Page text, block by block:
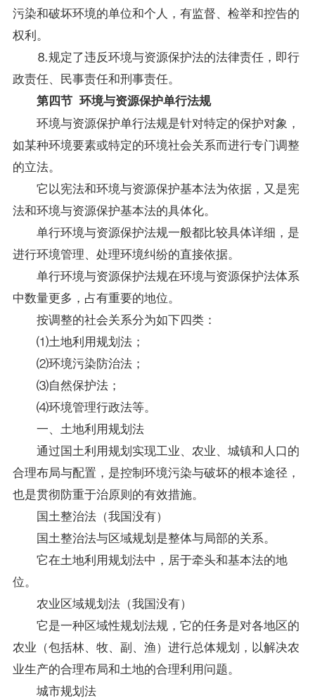
污染和破坏环境的单位和个人，有监督、检举和控告的
权利。
⒏规定了违反环境与资源保护法的法律责任，即行
政责任、民事责任和刑事责任。
第四节 环境与资源保护单行法规
环境与资源保护单行法规是针对特定的保护对象，
如某种环境要素或特定的环境社会关系而进行专门调整
的立法。
它以宪法和环境与资源保护基本法为依据，又是宪
法和环境与资源保护基本法的具体化。
单行环境与资源保护法规一般都比较具体详细，是
进行环境管理、处理环境纠纷的直接依据。
单行环境与资源保护法规在环境与资源保护法体系
中数量更多，占有重要的地位。
按调整的社会关系分为如下四类：
⑴土地利用规划法；
⑵环境污染防治法；
⑶自然保护法；
⑷环境管理行政法等。
一、土地利用规划法
通过国土利用规划实现工业、农业、城镇和人口的
合理布局与配置，是控制环境污染与破坏的根本途径，
也是贯彻防重于治原则的有效措施。
国土整治法（我国没有）
国土整治法与区域规划是整体与局部的关系。
它在土地利用规划法中，居于牵头和基本法的地
位。
农业区域规划法（我国没有）
它是一种区域性规划法规，它的任务是对各地区的
农业（包括林、牧、副、渔）进行总体规划，以解决农
业生产的合理布局和土地的合理利用问题。
城市规划法